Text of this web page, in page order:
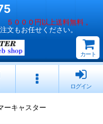
５０００円以上送料無料 。
もお任せください。
カート
ログイン
キャスター